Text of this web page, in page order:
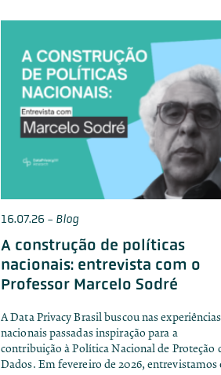
16.07.26 - Blog
A construção de políticas
nacionais: entrevista com o
Professor Marcelo Sodré
A Data Privacy Brasil buscou nas experiências
nacionais passadas inspiração para a
contribuição à Política Nacional de Proteção
Dados. Em fevereiro de 2026, entrevistamos